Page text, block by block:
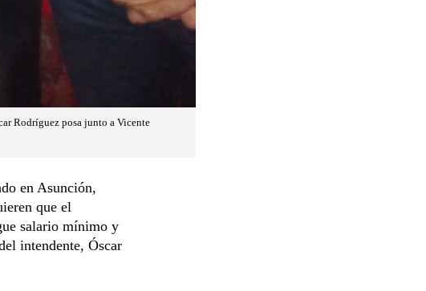
Rodríguez posa junto a Vicente
en Asunción,
que el
salario mínimo y
intendente, Óscar